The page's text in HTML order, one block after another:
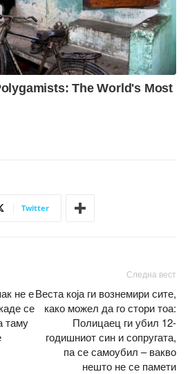
Twitter
не е
се
таму
Следна вест
Веста која ги вознемири сите,
како можел да го стори тоа:
Полицаец ги убил 12-
годишниот син и сопругата,
па се самоубил – вакво
нешто не се памети